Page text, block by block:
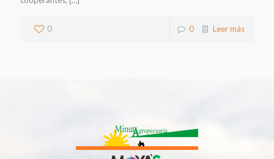
0 0 Leer más